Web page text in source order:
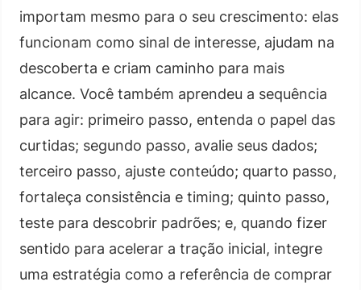
importam mesmo para o seu crescimento: elas
funcionam como sinal de interesse, ajudam na
descoberta e criam caminho para mais
alcance. Você também aprendeu a sequência
para agir: primeiro passo, entenda o papel das
curtidas; segundo passo, avalie seus dados;
terceiro passo, ajuste conteúdo; quarto passo,
fortaleça consistência e timing; quinto passo,
teste para descobrir padrões; e, quando fizer
sentido para acelerar a tração inicial, integre
uma estratégia como a referência de comprar